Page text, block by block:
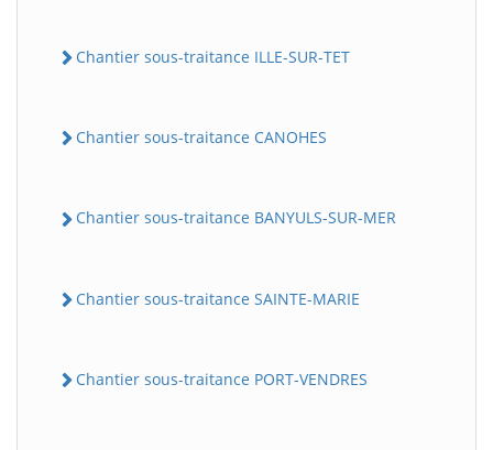
Chantier sous-traitance ILLE-SUR-TET
Chantier sous-traitance CANOHES
Chantier sous-traitance BANYULS-SUR-MER
Chantier sous-traitance SAINTE-MARIE
Chantier sous-traitance PORT-VENDRES